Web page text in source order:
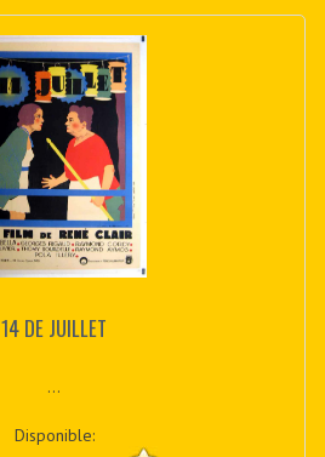
14 DE JUILLET
...
Disponible: